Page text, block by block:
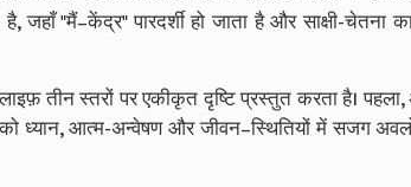
है, जहाँ "मैं–केंद्र" पारदर्शी हो जाता है और साक्षी-
तीन स्तरों पर एकीकृत दृष्टि प्रस्तुत करता है।
ध्यान, आत्म-अन्वेषण और जीवन–स्थितियों में सजग